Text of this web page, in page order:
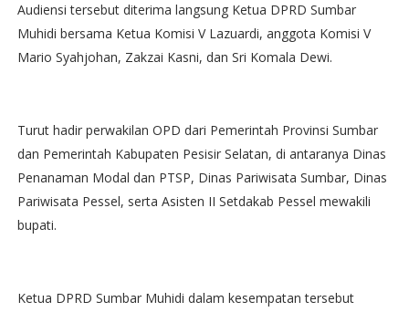
Audiensi tersebut diterima langsung Ketua DPRD Sumbar
Muhidi bersama Ketua Komisi V Lazuardi, anggota Komisi V
Mario Syahjohan, Zakzai Kasni, dan Sri Komala Dewi.
Turut hadir perwakilan OPD dari Pemerintah Provinsi Sumbar
dan Pemerintah Kabupaten Pesisir Selatan, di antaranya Dinas
Penanaman Modal dan PTSP, Dinas Pariwisata Sumbar, Dinas
Pariwisata Pessel, serta Asisten II Setdakab Pessel mewakili
bupati.
Ketua DPRD Sumbar Muhidi dalam kesempatan tersebut